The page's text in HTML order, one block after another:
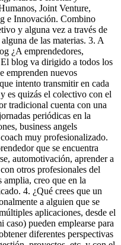
Joint Venture,
e Innovación. Combino
y alguna vez a través de
de las materias. 3. A
¿A emprendedores,
blog va dirigido a todos los
emprenden nuevos
intento transmitir en cada
es quizás el colectivo con el
tradicional cuenta con una
periódicas en la
business angels
muy profesionalizado.
que se encuentra
automotivación, aprender a
otros profesionales del
amplia, creo que en la
4. ¿Qué crees que un
a alguien que se
aplicaciones, desde el
pueden emplearse para
diferentes perspectivas